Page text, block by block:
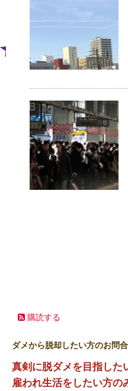
購読する
ダメから脱却したい方のお問
真剣に脱ダメを目指した
雇われ生活をしたい方の